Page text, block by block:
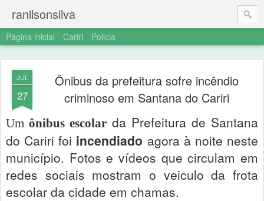
ranilsonsilva
Página inicial Cariri Policia
JUL
27
Ônibus da prefeitura sofre incêndio
criminoso em Santana do Cariri
Um ônibus escolar da Prefeitura de Santana
do Cariri foi incendiado agora à noite neste
município. Fotos e vídeos que circulam em
redes sociais mostram o veiculo da frota
escolar da cidade em chamas.